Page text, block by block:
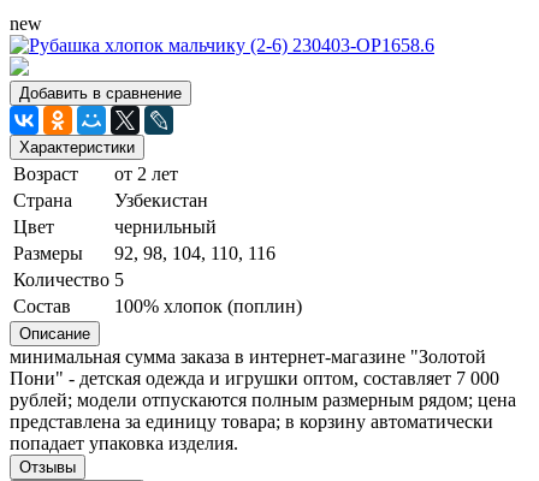
new
Добавить в сравнение
Характеристики
Возраст
от 2 лет
Страна
Узбекистан
Цвет
чернильный
Размеры
92, 98, 104, 110, 116
Количество 5
Состав
100% хлопок (поплин)
Описание
минимальная сумма заказа в интернет-магазине "Золотой
Пони" - детская одежда и игрушки оптом, составляет 7 000
рублей; модели отпускаются полным размерным рядом; цена
представлена за единицу товара; в корзину автоматически
попадает упаковка изделия.
Отзывы